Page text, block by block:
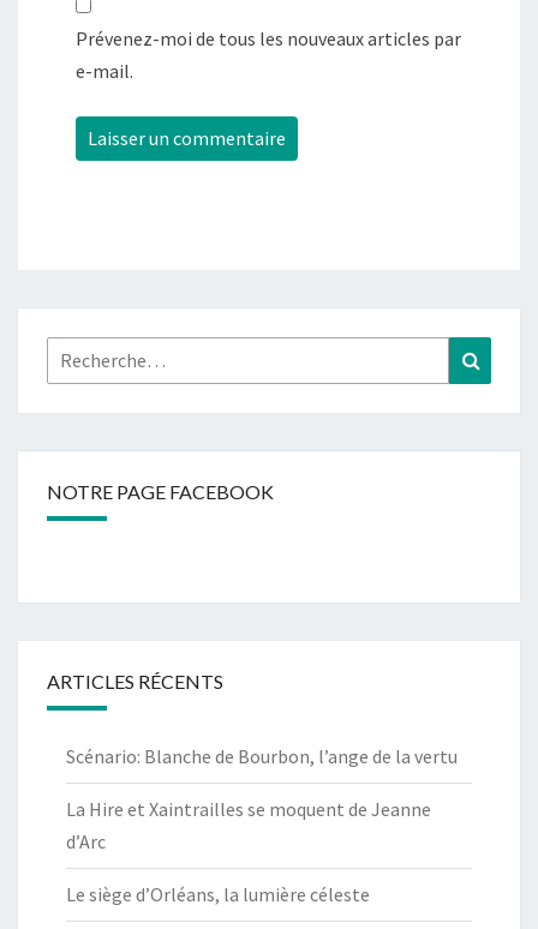
Prévenez-moi de tous les nouveaux articles par
e-mail.
Rechercher :
NOTRE PAGE FACEBOOK
ARTICLES RÉCENTS
Scénario: Blanche de Bourbon, l’ange de la vertu
La Hire et Xaintrailles se moquent de Jeanne
d’Arc
Le siège d’Orléans, la lumière céleste